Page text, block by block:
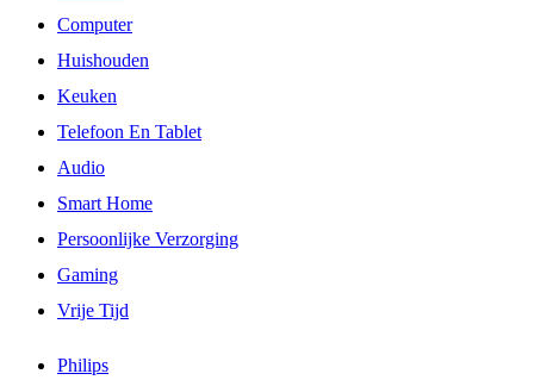
Computer
Huishouden
Keuken
Telefoon En Tablet
Audio
Smart Home
Persoonlijke Verzorging
Gaming
Vrije Tijd
Philips